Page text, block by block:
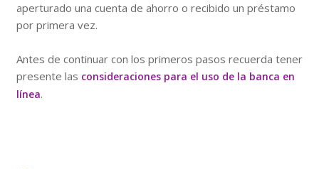
aperturado una cuenta de ahorro o recibido un préstamo
por primera vez.
Antes de continuar con los primeros pasos recuerda tener
presente las consideraciones para el uso de la banca en
línea.